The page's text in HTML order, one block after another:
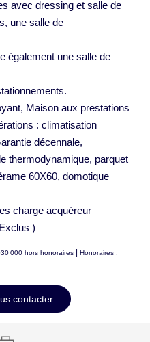
avec dressing et salle de
une salle de
également une salle de
Maison aux prestations
: climatisation
décennale,
thermodynamique, parquet
60X60, domotique
charge acquéreur
)
000 hors honoraires | Honoraires :
contacter